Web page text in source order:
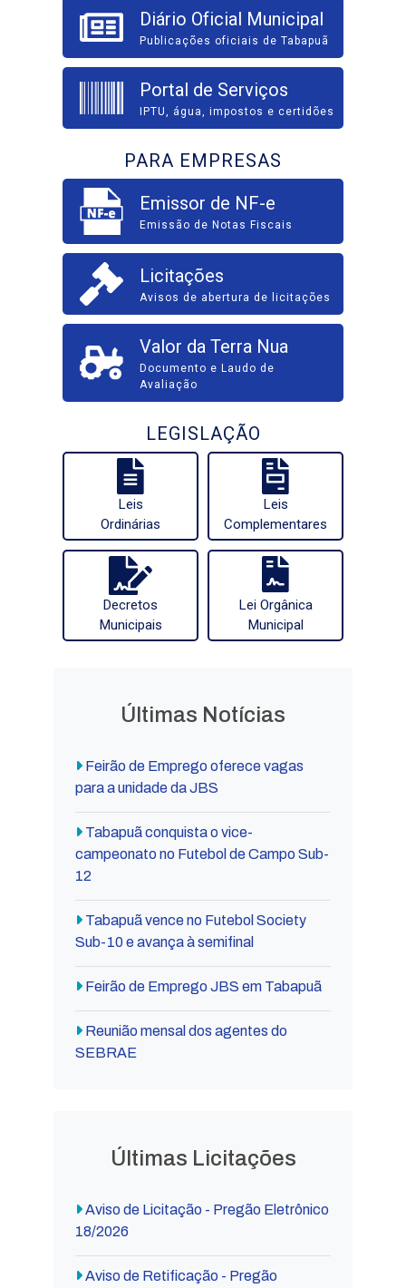
Diário Oficial Municipal
Publicações oficiais de Tabapuã
Portal de Serviços
IPTU, água, impostos e certidões
PARA EMPRESAS
Emissor de NF-e
Emissão de Notas Fiscais
Licitações
Avisos de abertura de licitações
Valor da Terra Nua
Documento e Laudo de
Avaliação
LEGISLAÇÃO
Leis
Ordinárias
Leis
Complementares
Decretos
Municipais
Lei Orgânica
Municipal
Últimas Notícias
Feirão de Emprego oferece vagas
para a unidade da JBS
Tabapuã conquista o vice-
campeonato no Futebol de Campo Sub-
12
Tabapuã vence no Futebol Society
Sub-10 e avança à semifinal
Feirão de Emprego JBS em Tabapuã
Reunião mensal dos agentes do
SEBRAE
Últimas Licitações
Aviso de Licitação - Pregão Eletrônico
18/2026
Aviso de Retificação - Pregão